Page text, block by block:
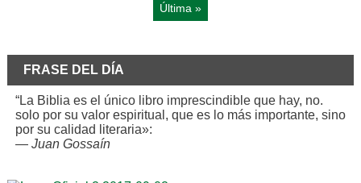
Última »
FRASE DEL DÍA
“La Biblia es el único libro imprescindible que hay, no.
solo por su valor espiritual, que es lo más importante, sino
por su calidad literaria»:
— Juan Gossaín